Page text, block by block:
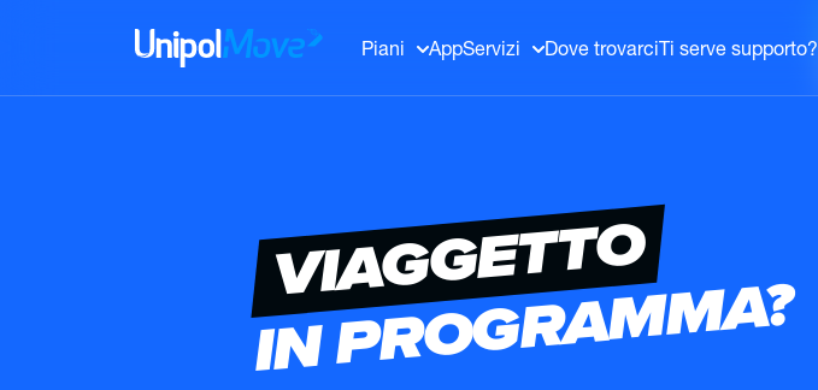
UnipolMove Piani AppServizi Dove trovarci Ti serve supporto?
VIAGGETTO
IN PROGRAMMA?